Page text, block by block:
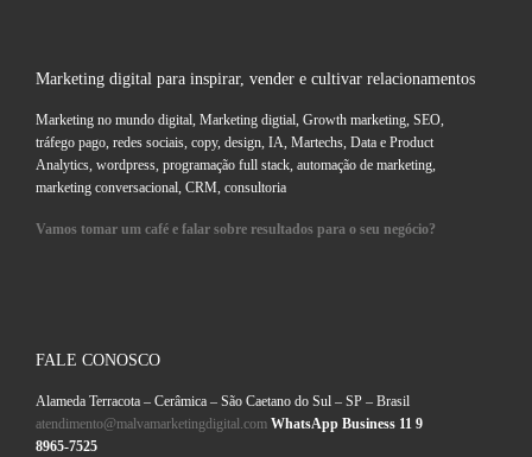
Marketing digital para inspirar, vender e cultivar relacionamentos
Marketing no mundo digital, Marketing digtial, Growth marketing, SEO,
tráfego pago, redes sociais, copy, design, IA, Martechs, Data e Product
Analytics, wordpress, programação full stack, automação de marketing,
marketing conversacional, CRM, consultoria
Vamos tomar um café e falar sobre resultados para o seu negócio?
FALE CONOSCO
Alameda Terracota – Cerâmica – São Caetano do Sul – SP – Brasil
atendimento@malvamarketingdigital.com WhatsApp Business 11 9
8965-7525